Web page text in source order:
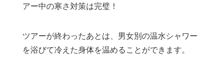
アー中の寒さ対策は完璧！
ツアーが終わったあとは、男女別の温水シャワー
を浴びて冷えた身体を温めることができます。